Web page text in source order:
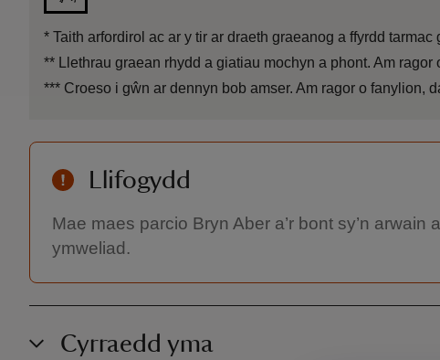
* Taith arfordirol ac ar y tir ar draeth graeanog a ffyrdd
**
Llethrau graean rhydd a giatiau mochyn a phont. Am
*** Croeso i gŵn ar dennyn bob amser. Am ragor o fanylion,
Llifogydd
Mae maes parcio Bryn Aber a’r bont sy’n
ymweliad.
Cyrraedd yma